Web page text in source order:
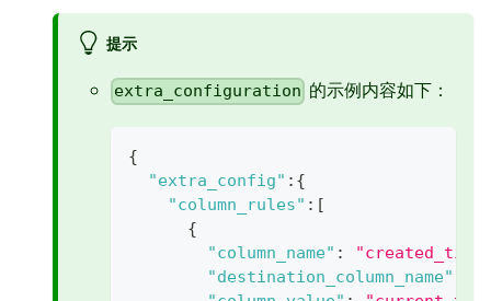
提示
extra_configuration 的示例内容如下：
{
"extra_config" : {
"column_rules" : [
{
"column_name" :
"destination_column_name"